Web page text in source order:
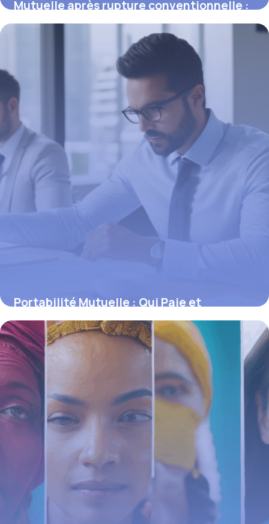
Mutuelle après rupture conventionnelle :
ce qu’il faut savoir pour éviter les
Portabilité Mutuelle : Qui Paie et
Comment ça Marche ?
16 juin 2026